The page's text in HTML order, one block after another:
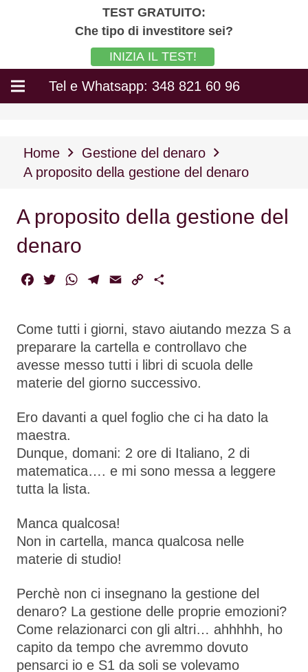
TEST GRATUITO:
Che tipo di investitore sei?
INIZIA IL TEST!
Tel e Whatsapp: 348 821 60 96
Home
Gestione del denaro
A proposito della gestione del denaro
A proposito della gestione del
denaro
Facebook
TwitterWhatsAppTelegram
Email Copy
Come tutti i giorni, stavo aiutando mezza S a
preparare la cartella e controllavo che
avesse messo tutti i libri di scuola delle
materie del giorno successivo.
Ero davanti a quel foglio che ci ha dato la
maestra.
Dunque, domani: 2 ore di Italiano, 2 di
matematica…. e mi sono messa a leggere
tutta la lista.
Manca qualcosa!
Non in cartella, manca qualcosa nelle
materie di studio!
Perchè non ci insegnano la gestione del
denaro? La gestione delle proprie emozioni?
Come relazionarci con gli altri… ahhhhh, ho
capito da tempo che avremmo dovuto
pensarci io e S1 da soli se volevamo